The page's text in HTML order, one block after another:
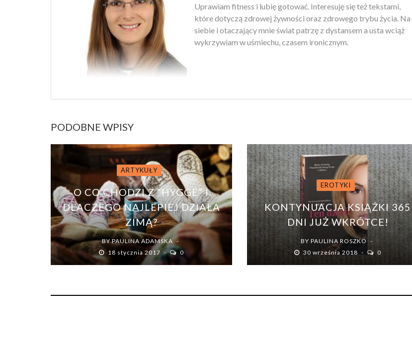
Uprawiam fitness i lubię gotować. Interesuję się też tekstami,
które dotyczą zdrowej żywności oraz zdrowego trybu życia. Na
siebie i otaczający mnie świat patrzę z dystansem a usta wciąż
wykrzywiam w uśmiechu, czasem ironicznym.
PODOBNE WPISY
ARTYKUŁY
O CO CHODZI Z “HYGGE” I
DLACZEGO NAJLEPIEJ DZIAŁA
ZIMĄ?
BYPAULINA ADAMSKA
18 stycznia 2017
0
EROTYKI
KONTYNUACJA KSIĄŻKI 365
DNI JUŻ WKRÓTCE!
BYPAULINA ROSZKO
30 września 2018
0